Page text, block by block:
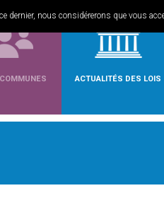
PRINCIPAL
SECONDAIRE
ACTUALITÉS DES LOIS
dernier, nous considérerons que vous